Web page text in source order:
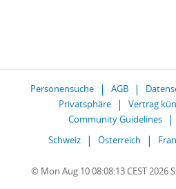
Personensuche AGB
Privatsphäre
Vertrag
Community Guidelines
Schweiz
Österreich
© Mon Aug 10 08:08:13 CEST